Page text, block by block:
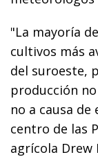
"La mayoría
cultivos más
del suroeste,
producción
no a causa
centro de las
agrícola Drew